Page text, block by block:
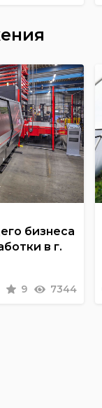
бизнеса
в г.
9 7344